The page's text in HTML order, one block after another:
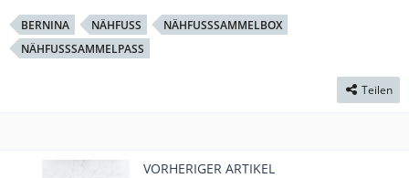
BERNINA NÄHFUSS
NÄHFUSSSAMMELBOX
NÄHFUSSSAMMELPASS
Teilen
VORHERIGER ARTIKEL